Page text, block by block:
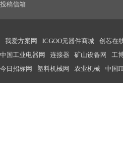
投稿信箱
我爱方案网 ICGOO元器件商城 创芯在
中国工业电器网
连接器 矿山设备网 工
今日招标网
塑料机械网 农业机械 中国